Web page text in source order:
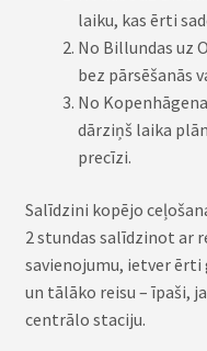
laiku, kas ērti
No Billundas uz
bez pārsēšanās
No
dārziņš laika
precīzi.
Salīdzini kopējo
2 stundas salīdzinot ar
savienojumu, ietver ērti
un tālāko reisu – īpaši,
centrālo staciju.